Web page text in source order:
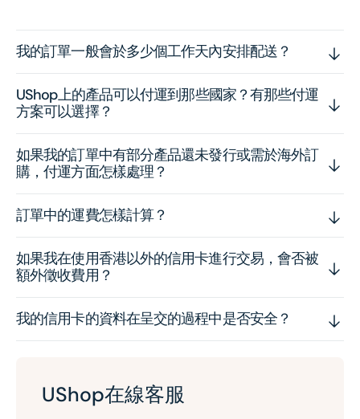
我的訂單一般會於多少個工作天內安排配送？
UShop上的產品可以付運到那些國家？有那些付運
方案可以選擇？
如果我的訂單中有部分產品還未發行或需於海外訂
購，付運方面怎樣處理？
訂單中的運費怎樣計算？
如果我在使用香港以外的信用卡進行交易，會否被
額外徵收費用？
我的信用卡的資料在呈交的過程中是否安全？
UShop在線客服